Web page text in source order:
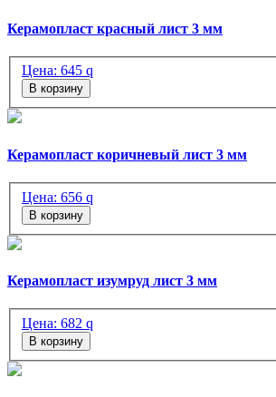
Керамопласт красный лист 3 мм
Цена: 645 q
В корзину
Керамопласт коричневый лист 3 мм
Цена: 656 q
В корзину
Керамопласт изумруд лист 3 мм
Цена: 682 q
В корзину